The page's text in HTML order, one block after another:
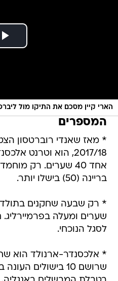
הארי קיין מסכם את התיקו מול
המספרים
* מאז שאנדי רוברטסון
2017/18, הוא וטרנט
בריינה (50) בישלו יותר.
שערים ומעלה
לסגל הנוכחי.
* אלכסנדר-ארנולד הוא
שרושם 10 בישולים